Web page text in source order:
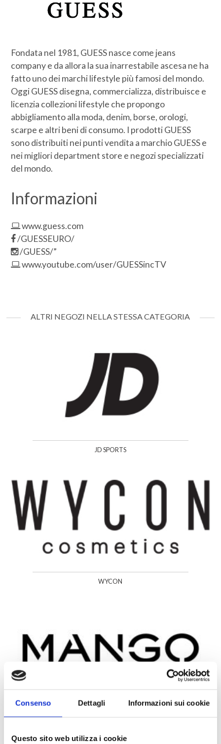
Consenso Dettagli Informazioni sui cookie
Questo sito web utilizza i cookie
Fondata nel 1981, GUESS nasce come jeans
company e da allora la sua inarrestabile ascesa ne ha
fatto uno dei marchi lifestyle più famosi del mondo.
Oggi GUESS disegna, commercializza, distribuisce e
licenzia collezioni lifestyle che propongo
abbigliamento alla moda, denim, borse, orologi,
scarpe e altri beni di consumo. I prodotti GUESS
sono distribuiti nei punti vendita a marchio GUESS e
nei migliori department store e negozi specializzati
del mondo.
Informazioni
www.guess.com
/GUESSEURO/
/GUESS/”
www.youtube.com/user/GUESSincTV
ALTRI NEGOZI NELLA STESSA CATEGORIA
JD SPORTS
WYCON